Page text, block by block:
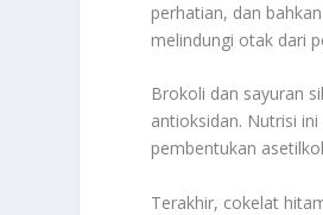
perhatian, dan
melindungi otak dari
Brokoli dan sayuran
antioksidan. Nutrisi
pembentukan
Terakhir, cokelat